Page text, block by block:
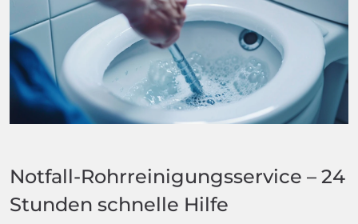
Notfall-Rohrreinigungsservice – 24
Stunden schnelle Hilfe